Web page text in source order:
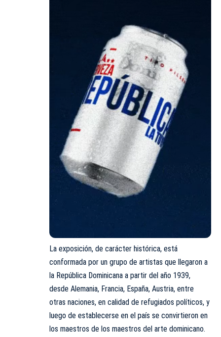
La exposición, de carácter histórica, está
conformada por un grupo de artistas que llegaron a
la República Dominicana a partir del año 1939,
desde Alemania, Francia, España, Austria, entre
otras naciones, en calidad de refugiados políticos, y
luego de establecerse en el país se convirtieron en
los maestros de los maestros del arte dominicano.